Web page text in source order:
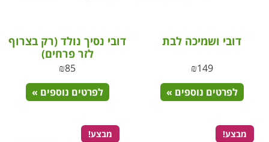
דובי ושמיכה לבת
₪149
לפרטים נוספים »
דובי נסיך נולד (רק בצרוף
לזר פרחים)
₪85
לפרטים נוספים »
מבצע! מבצע!